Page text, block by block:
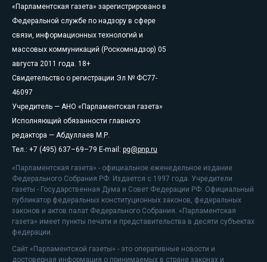
«Парламентская газета» зарегистрировано в
Федеральной службе по надзору в сфере
связи, информационных технологий и
массовых коммуникаций (Роскомнадзор) 05
августа 2011 года. 18+
Свидетельство о регистрации Эл № ФС77-
46097
Учредитель — АНО «Парламентская газета»
Исполняющий обязанности главного
редактора — Абдуллаев М.Р.
Тел.: +7 (495) 637–69–79 E-mail: pg@pnp.ru
«Парламентская газета» - официальное еженедельное издание
Федерального Собрания РФ. Издается с 1997 года. Учредители
газеты - Государственная Дума и Совет Федерации РФ. Официальный
публикатор федеральных конституционных законов, федеральных
законов и актов палат Федерального Собрания. «Парламентская
газета» имеет пункты печати и представительства в десяти субъектах
федерации.
Сайт «Парламентской газеты» - это оперативные новости и
достоверная информация о принимаемых в стране законах и